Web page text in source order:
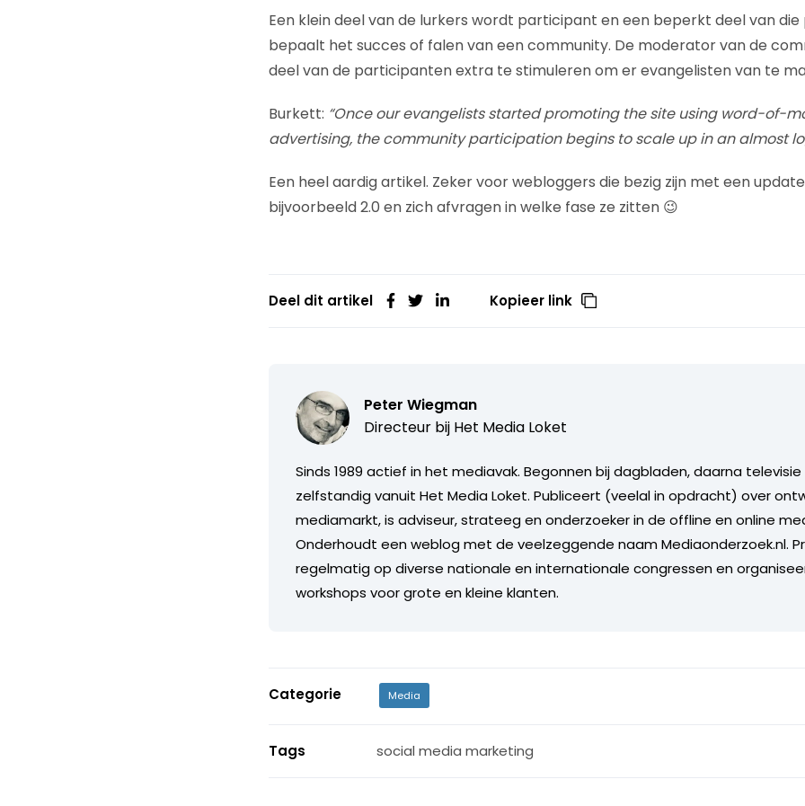
Een klein deel van de lurkers wordt participant en een beperkt deel van
bepaalt het succes of falen van een community. De moderator van de
deel van de participanten extra te stimuleren om er evangelisten van te
Burkett: “Once our evangelists started promoting the site using word-of-
advertising, the community participation begins to scale up in an almost
Een heel aardig artikel. Zeker voor webloggers die bezig zijn met een
bijvoorbeeld 2.0 en zich afvragen in welke fase ze zitten 😉
Deel dit artikel Kopieer link
Peter Wiegman
Directeur bij Het Media Loket
Sinds 1989 actief in het mediavak. Begonnen bij dagbladen, daarna televisie
zelfstandig vanuit Het Media Loket. Publiceert (veelal in opdracht) over
mediamarkt, is adviseur, strateeg en onderzoeker in de offline en online
Onderhoudt een weblog met de veelzeggende naam Mediaonderzoek.nl.
regelmatig op diverse nationale en internationale congressen en
workshops voor grote en kleine klanten.
Categorie Media
Tags social media marketing